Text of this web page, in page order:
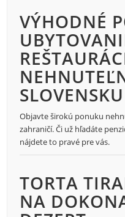
VÝHODNÉ
SLOVENSKU
Objavte širokú ponuku
zahraničí. Či už hľadáte
nájdete to pravé pre vás.
TORTA
NA